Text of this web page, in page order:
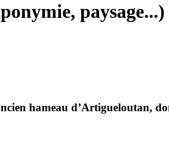
hameau d’Artigueloutan,